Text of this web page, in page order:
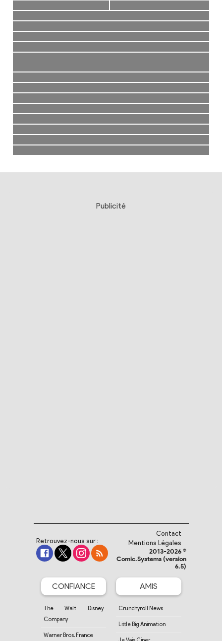
Publicité
Retrouvez-nous sur :
Contact
Mentions Légales
2013-2026 ©
Comic.Systems (version
6.5)
CONFIANCE
The Walt Disney
Company
Warner Bros. France
AMIS
Crunchyroll News
Little Big Animation